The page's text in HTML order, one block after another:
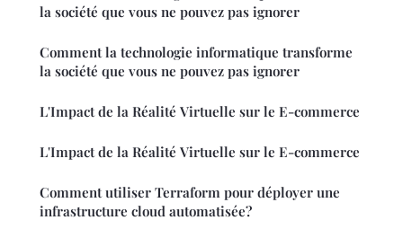
la société que vous ne pouvez pas ignorer
Comment la technologie informatique transforme
la société que vous ne pouvez pas ignorer
L'Impact de la Réalité Virtuelle sur le E-commerce
L'Impact de la Réalité Virtuelle sur le E-commerce
Comment utiliser Terraform pour déployer une
infrastructure cloud automatisée?